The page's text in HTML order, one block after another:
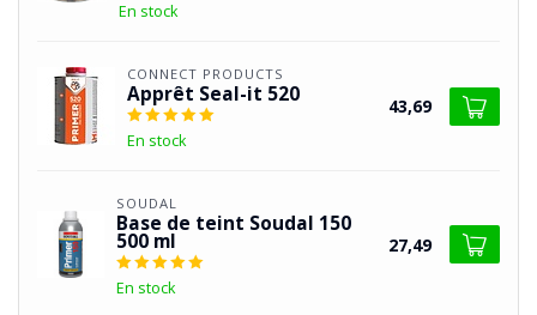
En stock
CONNECT PRODUCTS
Apprêt Seal-it 520
En stock
43,69
SOUDAL
Base de teint Soudal 150
500 ml
En stock
27,49